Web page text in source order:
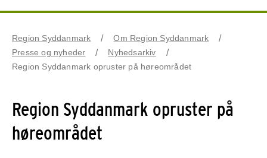
Region Syddanmark
Om Region Syddanmark
Presse og nyheder
Nyhedsarkiv
Region Syddanmark opruster på høreområdet
Region Syddanmark opruster på
høreområdet